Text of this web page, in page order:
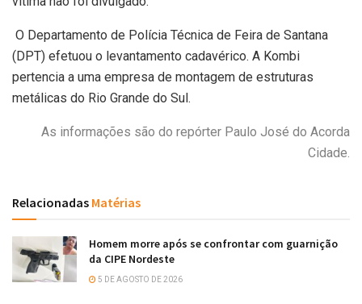
O Departamento de Polícia Técnica de Feira de Santana
(DPT) efetuou o levantamento cadavérico. A Kombi
pertencia a uma empresa de montagem de estruturas
metálicas do Rio Grande do Sul.
As informações são do repórter Paulo José do Acorda
Cidade.
Relacionadas Matérias
Homem morre após se confrontar com guarnição
da CIPE Nordeste
5 DE AGOSTO DE 2026